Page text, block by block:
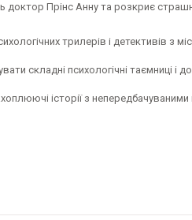
доктор Прінс Анну та розкриє
трилерів і детективів з
складні психологічні таємниці і
історії з